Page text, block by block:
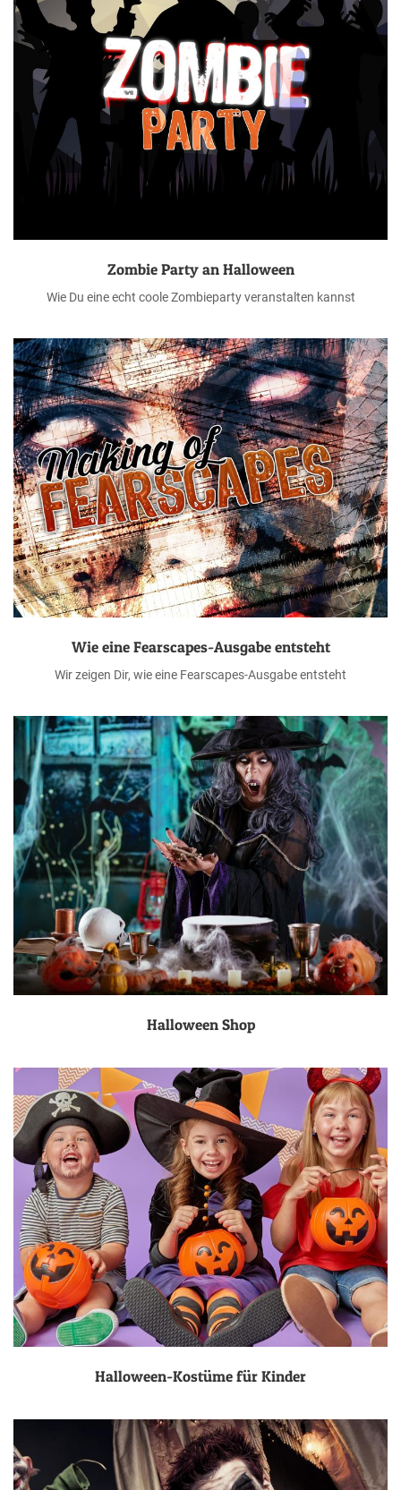
Zombie Party an Halloween
Wie Du eine echt coole Zombieparty veranstalten kannst
Wie eine Fearscapes-Ausgabe entsteht
Wir zeigen Dir, wie eine Fearscapes-Ausgabe entsteht
Halloween Shop
Halloween-Kostüme für Kinder